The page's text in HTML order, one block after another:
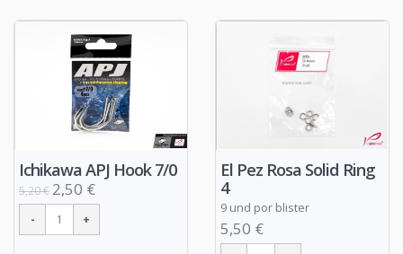
Ichikawa APJ Hook 7/0
5,20 € 2,50 €
El Pez Rosa Solid Ring
4
9 und por blister
5,50 €